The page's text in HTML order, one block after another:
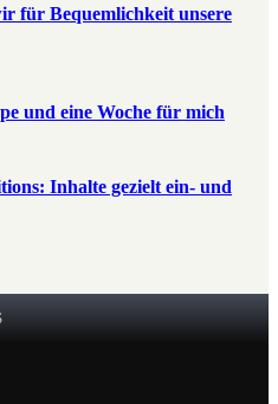
für Bequemlichkeit unsere
und eine Woche für mich
Inhalte gezielt ein- und